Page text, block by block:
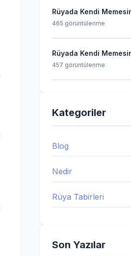
Rüyada Kendi
465 görüntülenme
Rüyada Kendi
457 görüntülenme
Kategoriler
Blog
Nedir
Rüya Tabirleri
Son Yazılar